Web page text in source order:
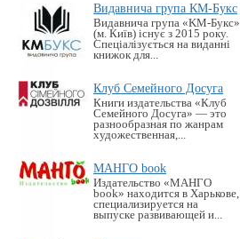
Видавнича група КМ-Букс
Видавнича група «KM-Букс»
(м. Київ) існує з 2015 року.
Спеціалізується на виданні
книжок для...
Клуб Семейного Досуга
Книги издательства «Клуб
Семейного Досуга» — это
разнообразная по жанрам
художественная,...
МАНГО book
Издательство «MАНГО
book» находится в Харькове,
специализируется на
выпуске развивающей и...